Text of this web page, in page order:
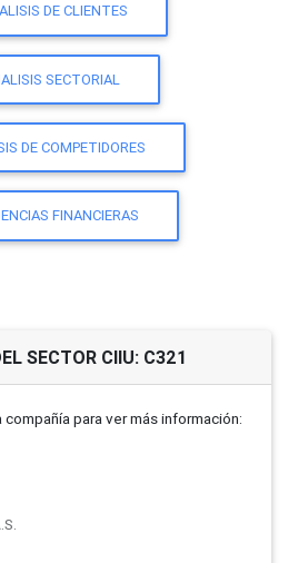
DE CLIENTES
SECTORIAL
DE COMPETIDORES
FINANCIERAS
SECTOR CIIU: C321
para ver más información: